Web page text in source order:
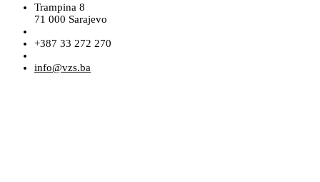
Trampina 8
71 000 Sarajevo
+387 33 272 270
info@vzs.ba